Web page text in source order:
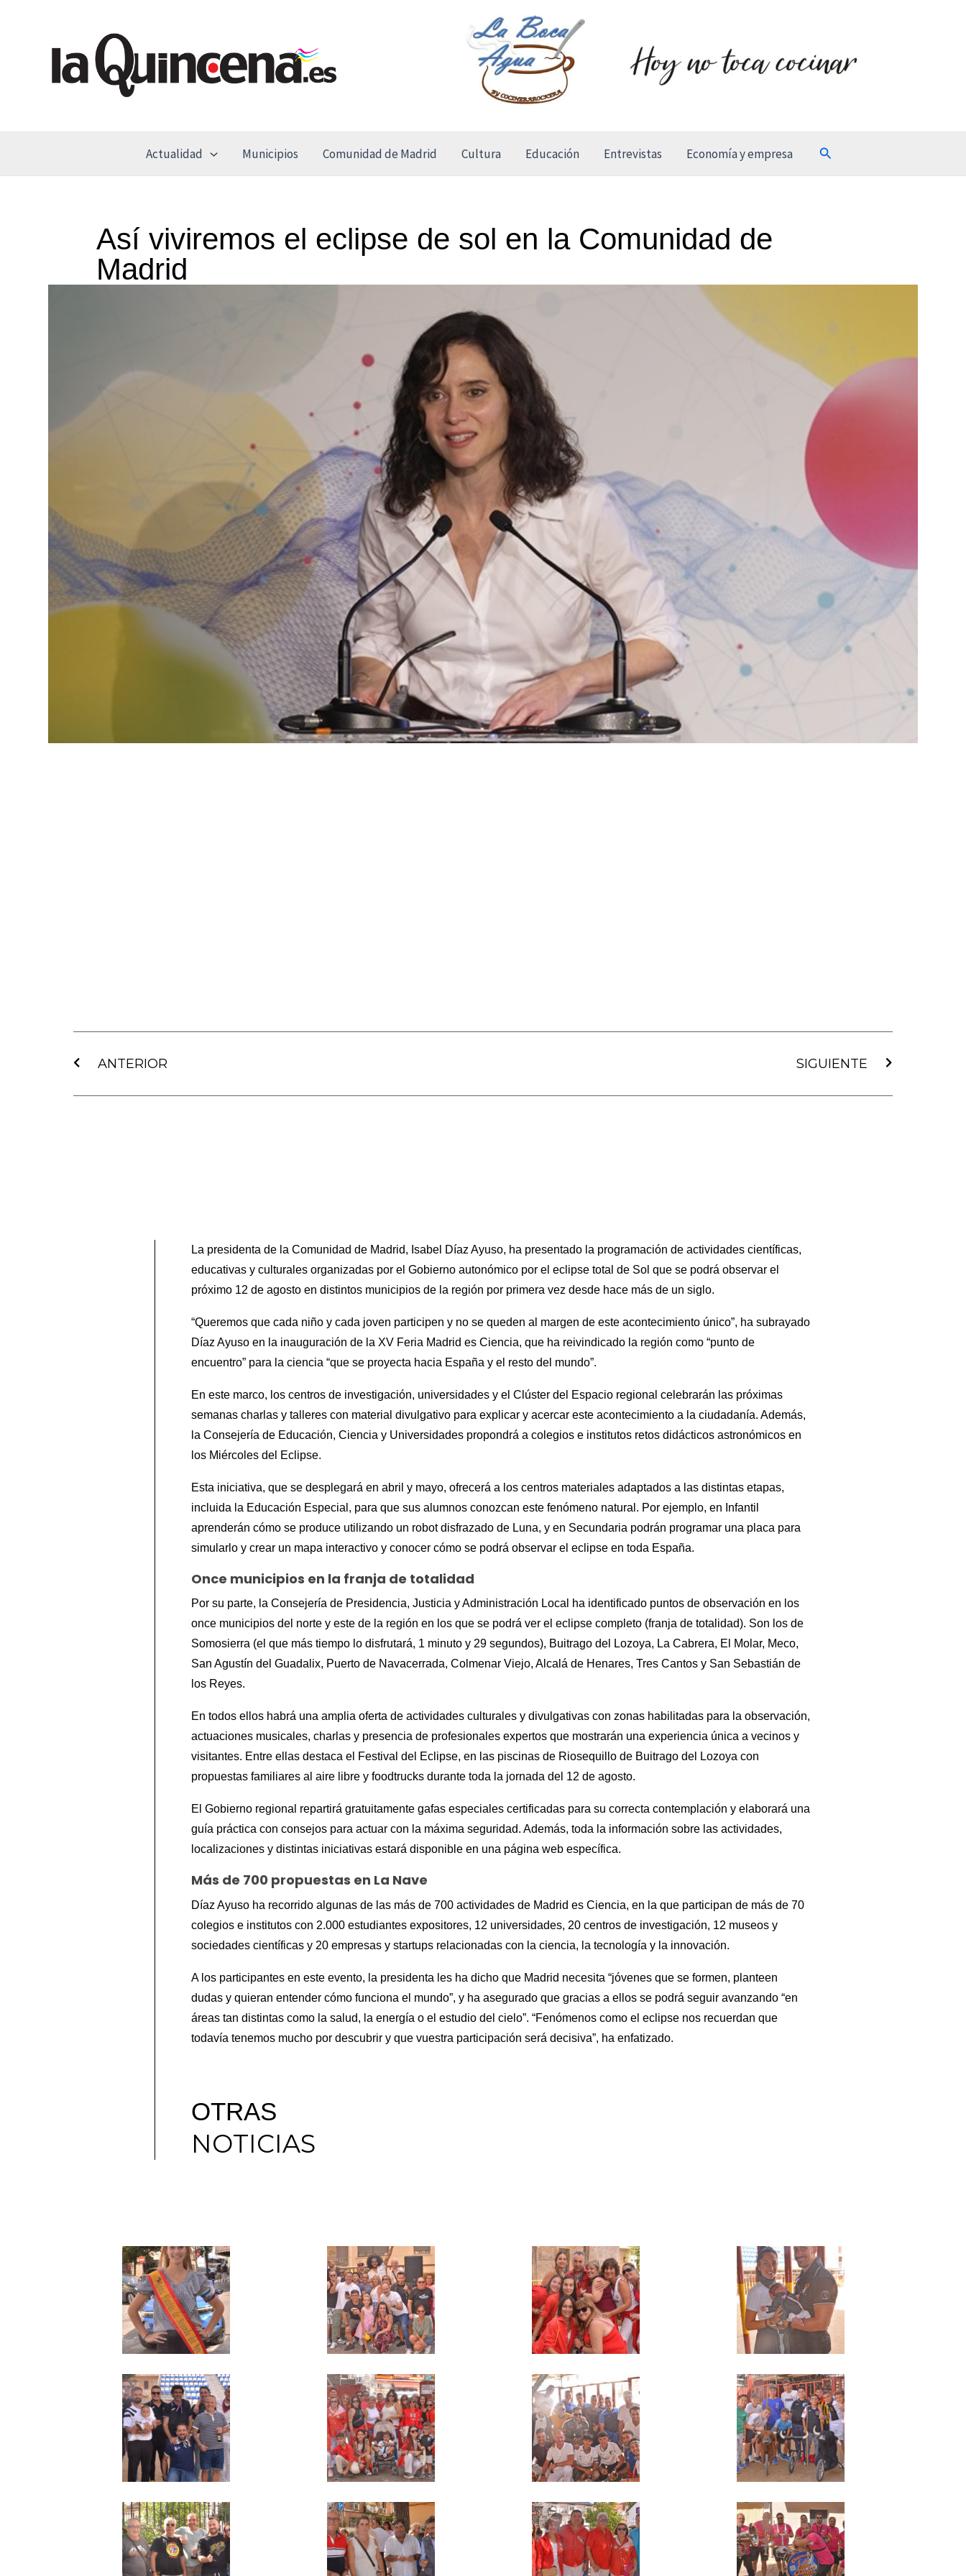
contenido
Actualidad Municipios Comunidad de Madrid Cultura Educación Entrevistas Economía y empresa Buscar
Así viviremos el eclipse de sol en la Comunidad de
Madrid
ANTERIOR SIGUIENTE
La presidenta de la Comunidad de Madrid, Isabel Díaz Ayuso, ha presentado la programación de actividades científicas,
educativas y culturales organizadas por el Gobierno autonómico por el eclipse total de Sol que se podrá observar el
próximo 12 de agosto en distintos municipios de la región por primera vez desde hace más de un siglo.
“Queremos que cada niño y cada joven participen y no se queden al margen de este acontecimiento único”, ha subrayado
Díaz Ayuso en la inauguración de la XV Feria Madrid es Ciencia, que ha reivindicado la región como “punto de
encuentro” para la ciencia “que se proyecta hacia España y el resto del mundo”.
En este marco, los centros de investigación, universidades y el Clúster del Espacio regional celebrarán las próximas
semanas charlas y talleres con material divulgativo para explicar y acercar este acontecimiento a la ciudadanía. Además,
la Consejería de Educación, Ciencia y Universidades propondrá a colegios e institutos retos didácticos astronómicos en
los Miércoles del Eclipse.
Esta iniciativa, que se desplegará en abril y mayo, ofrecerá a los centros materiales adaptados a las distintas etapas,
incluida la Educación Especial, para que sus alumnos conozcan este fenómeno natural. Por ejemplo, en Infantil
aprenderán cómo se produce utilizando un robot disfrazado de Luna, y en Secundaria podrán programar una placa para
simularlo y crear un mapa interactivo y conocer cómo se podrá observar el eclipse en toda España.
Once municipios en la franja de totalidad
Por su parte, la Consejería de Presidencia, Justicia y Administración Local ha identificado puntos de observación en los
once municipios del norte y este de la región en los que se podrá ver el eclipse completo (franja de totalidad). Son los de
Somosierra (el que más tiempo lo disfrutará, 1 minuto y 29 segundos), Buitrago del Lozoya, La Cabrera, El Molar, Meco,
San Agustín del Guadalix, Puerto de Navacerrada, Colmenar Viejo, Alcalá de Henares, Tres Cantos y San Sebastián de
los Reyes.
En todos ellos habrá una amplia oferta de actividades culturales y divulgativas con zonas habilitadas para la observación,
actuaciones musicales, charlas y presencia de profesionales expertos que mostrarán una experiencia única a vecinos y
visitantes. Entre ellas destaca el Festival del Eclipse, en las piscinas de Riosequillo de Buitrago del Lozoya con
propuestas familiares al aire libre y foodtrucks durante toda la jornada del 12 de agosto.
El Gobierno regional repartirá gratuitamente gafas especiales certificadas para su correcta contemplación y elaborará una
guía práctica con consejos para actuar con la máxima seguridad. Además, toda la información sobre las actividades,
localizaciones y distintas iniciativas estará disponible en una página web específica.
Más de 700 propuestas en La Nave
Díaz Ayuso ha recorrido algunas de las más de 700 actividades de Madrid es Ciencia, en la que participan de más de 70
colegios e institutos con 2.000 estudiantes expositores, 12 universidades, 20 centros de investigación, 12 museos y
sociedades científicas y 20 empresas y startups relacionadas con la ciencia, la tecnología y la innovación.
A los participantes en este evento, la presidenta les ha dicho que Madrid necesita “jóvenes que se formen, planteen
dudas y quieran entender cómo funciona el mundo”, y ha asegurado que gracias a ellos se podrá seguir avanzando “en
áreas tan distintas como la salud, la energía o el estudio del cielo”. “Fenómenos como el eclipse nos recuerdan que
todavía tenemos mucho por descubrir y que vuestra participación será decisiva”, ha enfatizado.
OTRAS
NOTICIAS